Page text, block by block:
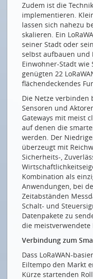
Zudem ist die
implementieren.
lassen sich nahezu
skalieren. Ein
seiner Stadt oder
selbst aufbauen und
Einwohner-Stadt wie
genügten 22
flächendeckendes
Die Netze verbinden
Sensoren und
Gateways mit meist
auf denen die
werden. Der
überzeugt mit
Sicherheits-,
Kombination als
Anwendungen, bei
Zeitabständen
Schalt- und
Datenpakete zu
die meistverwendete
Verbindung zum
Dass LoRaWAN-
Eiltempo den Markt
Kürze startenden